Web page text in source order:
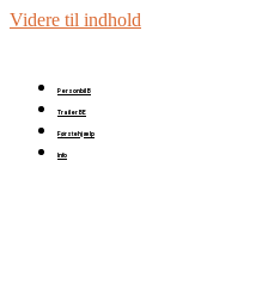
Videre til indhold
Personbil B
Trailer BE
Førstehjælp
Info